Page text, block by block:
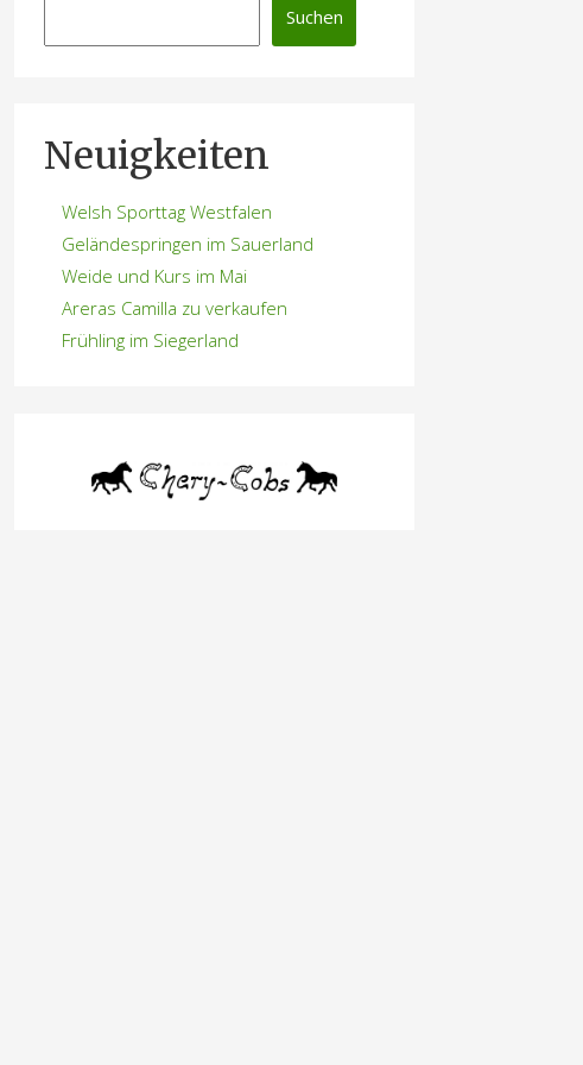
Suchen
Neuigkeiten
Welsh Sporttag Westfalen
Geländespringen im Sauerland
Weide und Kurs im Mai
Areras Camilla zu verkaufen
Frühling im Siegerland